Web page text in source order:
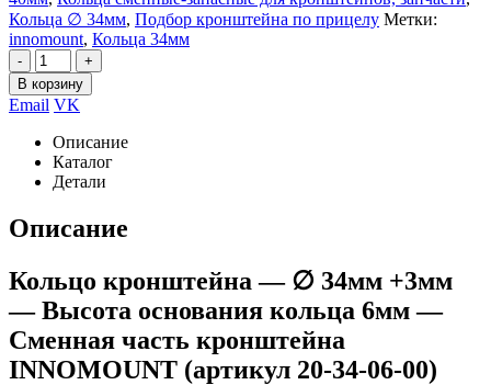
Кольца ∅ 34мм, Подбор кронштейна по прицелу Метки:
innomount, Кольца 34мм
-
+
В корзину
Email VK
Описание
Каталог
Детали
Описание
Кольцо кронштейна — ∅ 34мм +3мм
— Высота основания кольца 6мм —
Сменная часть кронштейна
INNOMOUNT (артикул 20-34-06-00)